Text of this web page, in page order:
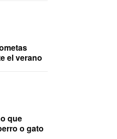
el verano
que
o gato